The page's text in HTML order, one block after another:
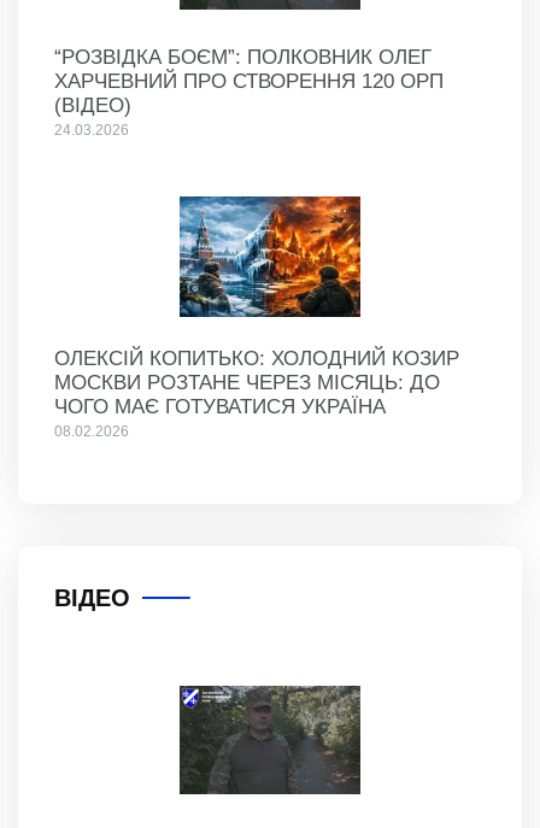
“РОЗВІДКА БОЄМ”: ПОЛКОВНИК ОЛЕГ
ХАРЧЕВНИЙ ПРО СТВОРЕННЯ 120 ОРП
(ВІДЕО)
24.03.2026
ОЛЕКСІЙ КОПИТЬКО: ХОЛОДНИЙ КОЗИР
МОСКВИ РОЗТАНЕ ЧЕРЕЗ МІСЯЦЬ: ДО
ЧОГО МАЄ ГОТУВАТИСЯ УКРАЇНА
08.02.2026
ВІДЕО